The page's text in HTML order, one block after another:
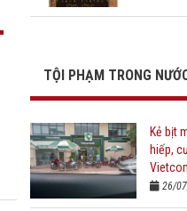
TỘI PHẠM TRONG
Kẻ bịt
hiếp,
26/